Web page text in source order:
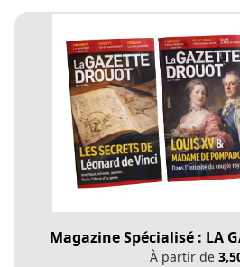
Magazine Spécialisé : LA
À partir de